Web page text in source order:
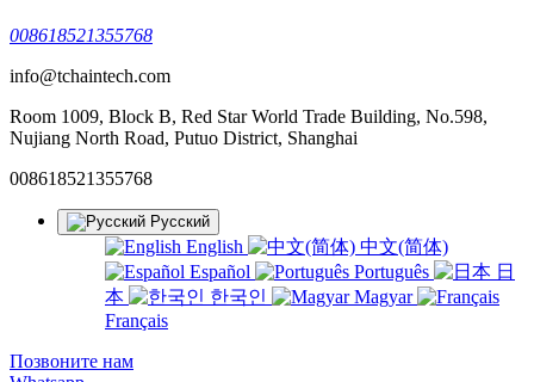
008618521355768
info@tchaintech.com
Room 1009, Block B, Red Star World Trade Building, No.598,
Nujiang North Road, Putuo District, Shanghai
008618521355768
Русский
English
中文(简体)
Español
Português
日
本
한국인
Magyar
Français
Позвоните нам